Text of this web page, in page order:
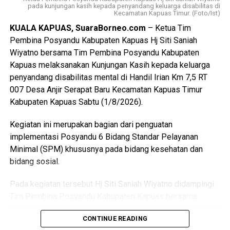
$Paskibraka merupakan wadah pembentukan karakter
generasi muda yang berlandaskan nilai-nilai Pancasila
cinta tanah air disiplin tanggung jawab kepemimpinan, dan
semangat gotong royong,” ujarnya.
Kepala Badan Kesbangpol Kabupaten Kapuas Yunabut
menyampaikan kegiatan tersebut merupakan tindak lanjut
Keputusan Kepala Badan Pembinaan Ideologi Pancasila
(BPIP) Nomor 50 Tahun 2024 tentang Tata Cara
Pengangkatan Pertama Kali Pelaksana Duta Pancasila
Paskibraka Indonesia Tingkat Provinsi dan
Kabupaten/Kota.
“Kegiatan ini juga mengacu pada Peraturan BPIP Nomor 3
calon Paskibraka terpilih wajib mengikuti pemusatan
pada kunjungan kasih kepada penyandang keluarga disabilitas di
Kecamatan Kapuas Timur. (Foto/Ist)
KUALA KAPUAS, SuaraBorneo.com – Ketua Tim
Pembina Posyandu Kabupaten Kapuas Hj Siti Saniah
Wiyatno bersama Tim Pembina Posyandu Kabupaten
Kapuas melaksanakan Kunjungan Kasih kepada keluarga
penyandang disabilitas mental di Handil Irian Km 7,5 RT
007 Desa Anjir Serapat Baru Kecamatan Kapuas Timur
Kabupaten Kapuas Sabtu (1/8/2026).
Kegiatan ini merupakan bagian dari penguatan
implementasi Posyandu 6 Bidang Standar Pelayanan
Minimal (SPM) khususnya pada bidang kesehatan dan
bidang sosial.
Pada kegiatan tersebut Hj Siti Saniah Wiyatno didampingi
perangkat daerah terkait di antaranya Dinas Pemberdayaan
Masyarakat dan Desa (DPMD) Dinas Kesehatan Dinas
CONTINUE READING